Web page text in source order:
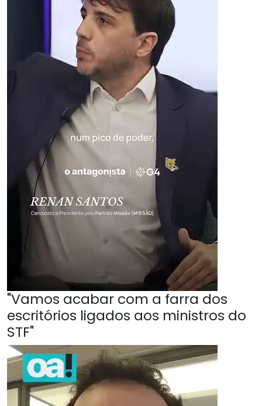
"Vamos acabar com a farra dos
escritórios ligados aos ministros do
STF"